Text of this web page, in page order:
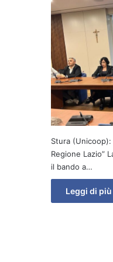
Stura
Regione Lazio”
il bando a…
Leggi di più